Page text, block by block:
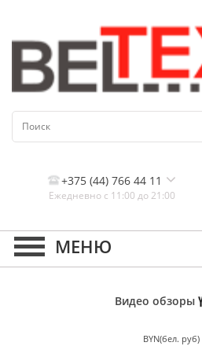
+375 (44) 766 44 11
Ежедневно с 11:00 до 21:00
Контакты, и схема проезда
Видео обзоры
BYN(бел. руб)